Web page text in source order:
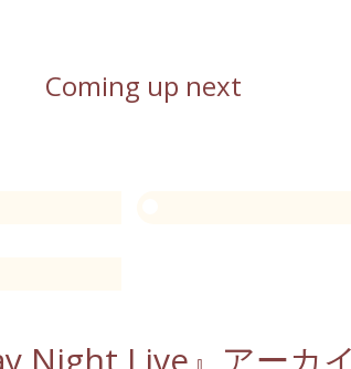
り」「中川
Coming up next
Night Live』アーカ